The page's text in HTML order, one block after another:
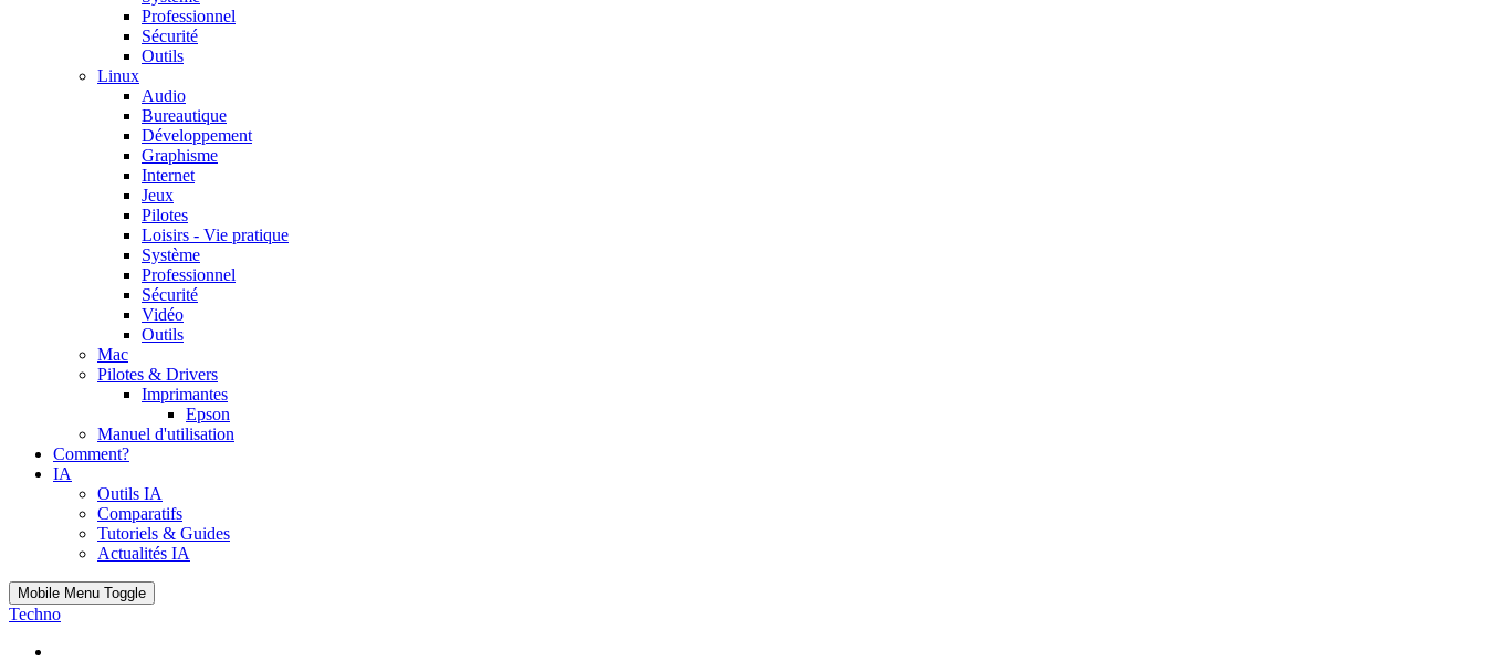
Professionnel
Sécurité
Outils
Linux
Audio
Bureautique
Développement
Graphisme
Internet
Jeux
Pilotes
Loisirs - Vie pratique
Système
Professionnel
Sécurité
Vidéo
Outils
Mac
Pilotes & Drivers
Imprimantes
Epson
Manuel d'utilisation
Comment?
IA
Outils IA
Comparatifs
Tutoriels & Guides
Actualités IA
Mobile Menu Toggle
Techno